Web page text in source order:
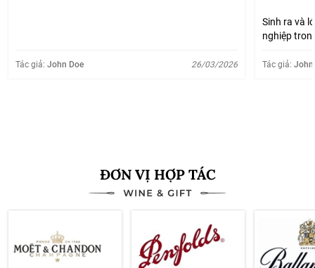
Tác giả: John Doe 26/03/2026
Sinh ra và
nghiệp
được giá
Tác giả:John
ĐƠN VỊ HỢP TÁC